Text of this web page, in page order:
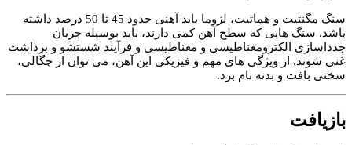
سنگ مگنتیت و هماتیت، لزوما باید آهنی حدود 45 تا 50 درصد داشته
باشد. سنگ هایی که سطح آهن کمی دارند، باید بوسیله جریان
جدداسازی الکترومغناطیسی و مغناطیسی و فرآیند شستشو و برداشت
غنی شوند. از ویژگی های مهم و فیزیکی این آهن، می توان از چگالی،
سختی بافت و بدنه نام برد.
بازیافت